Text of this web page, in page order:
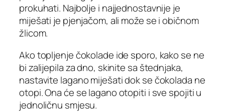
prokuhati. Najbolje i najjednostavnije je
miješati je pjenjačom, ali može se i običnom
žlicom.
Ako topljenje čokolade ide sporo, kako se ne
bi zalijepila za dno, skinite sa štednjaka,
nastavite lagano miješati dok se čokolada ne
otopi. Ona će se lagano otopiti i sve spojiti u
jednoličnu smjesu.